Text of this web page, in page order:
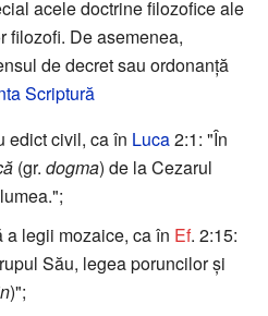
acele doctrine filozofice ale
filozofi. De asemenea,
de decret sau ordonanţă
Scriptură
edict civil, ca în Luca2:1: "În
(gr. dogma) de la Cezarul
legii mozaice, ca în Ef. 2:15:
Său, legea poruncilor şi
)";